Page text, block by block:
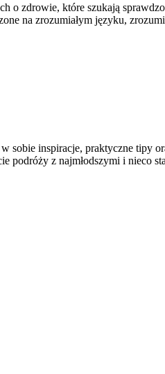
zdrowie, które szukają
na zrozumiałym języku,
inspiracje, praktyczne tipy
podróży z najmłodszymi i nieco